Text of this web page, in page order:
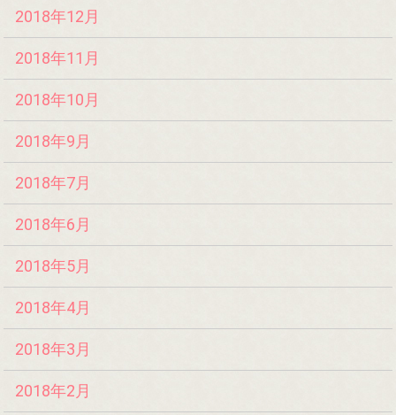
2018年12月
2018年11月
2018年10月
2018年9月
2018年7月
2018年6月
2018年5月
2018年4月
2018年3月
2018年2月